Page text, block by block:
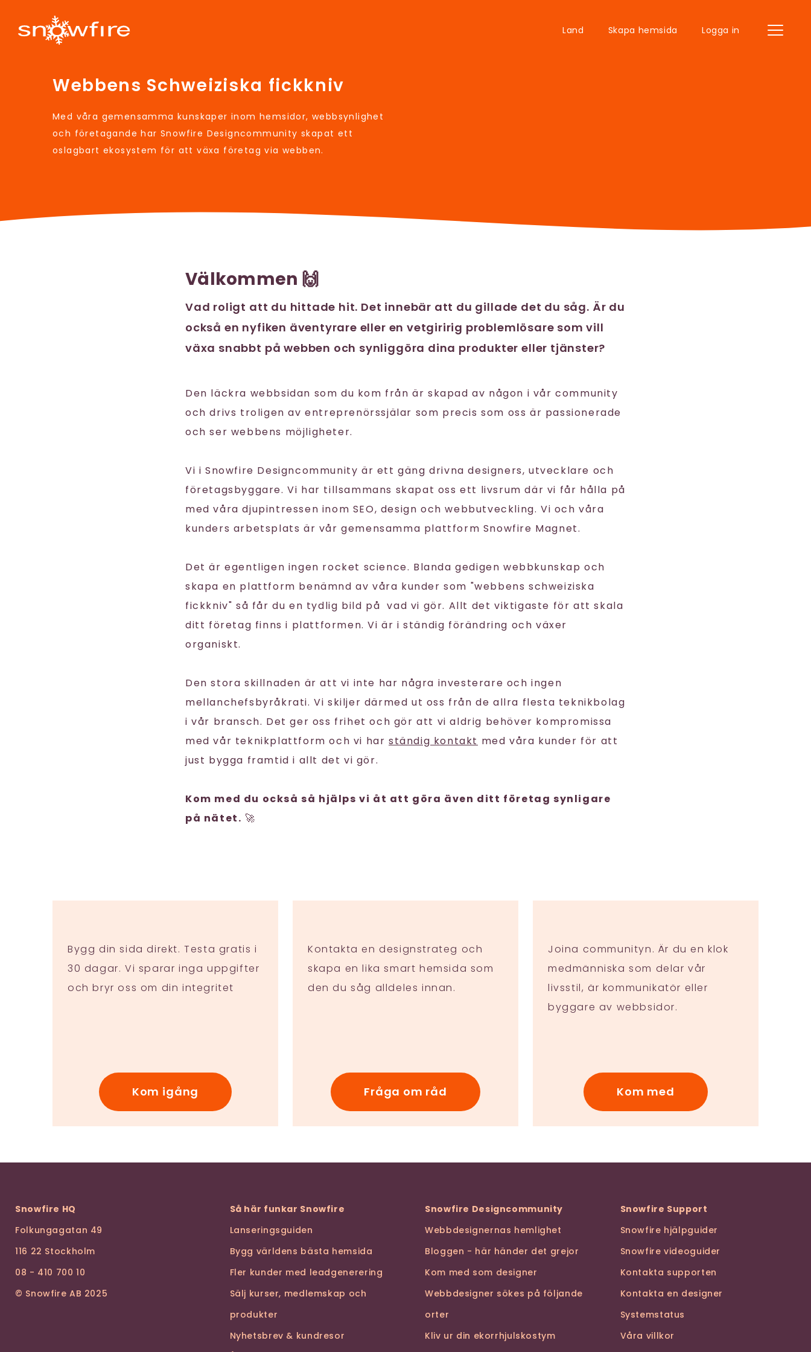
Land Skapa hemsida Logga in
Webbens Schweiziska fickkniv
Med våra gemensamma kunskaper inom hemsidor, webbsynlighet
och företagande har Snowfire Designcommunity skapat ett
oslagbart ekosystem för att växa företag via webben.
Välkommen 🙌
Vad roligt att du hittade hit. Det innebär att du gillade det du såg. Är du
också en nyfiken äventyrare eller en vetgiririg problemlösare som vill
växa snabbt på webben och synliggöra dina produkter eller tjänster?
Den läckra webbsidan som du kom från är skapad av någon i vår community
och drivs troligen av entreprenörssjälar som precis som oss är passionerade
och ser webbens möjligheter.
Vi i Snowfire Designcommunity är ett gäng drivna designers, utvecklare och
företagsbyggare. Vi har tillsammans skapat oss ett livsrum där vi får hålla på
med våra djupintressen inom SEO, design och webbutveckling. Vi och våra
kunders arbetsplats är vår gemensamma plattform Snowfire Magnet.
Det är egentligen ingen rocket science. Blanda gedigen webbkunskap och
skapa en plattform benämnd av våra kunder som "webbens schweiziska
fickkniv" så får du en tydlig bild på vad vi gör. Allt det viktigaste för att skala
ditt företag finns i plattformen. Vi är i ständig förändring och växer
organiskt.
Den stora skillnaden är att vi inte har några investerare och ingen
mellanchefsbyråkrati. Vi skiljer därmed ut oss från de allra flesta teknikbolag
i vår bransch. Det ger oss frihet och gör att vi aldrig behöver kompromissa
med vår teknikplattform och vi harständig kontakt med våra kunder för att
just bygga framtid i allt det vi gör.
Kom med du också så hjälps vi åt att göra även ditt företag synligare
på nätet. 🚀
Bygg din sida direkt. Testa gratis i
30 dagar. Vi sparar inga uppgifter
och bryr oss om din integritet
Kom igång
Kontakta en designstrateg och
skapa en lika smart hemsida som
den du såg alldeles innan.
Fråga om råd
Joina communityn. Är du en klok
medmänniska som delar vår
livsstil, är kommunikatör eller
byggare av webbsidor.
Kom med
Snowfire HQ
Folkungagatan 49
116 22 Stockholm
08 - 410 700 10
© Snowfire AB 2025
Så här funkar Snowfire
Lanseringsguiden
Bygg världens bästa hemsida
Fler kunder med leadgenerering
Sälj kurser, medlemskap och
produkter
Nyhetsbrev & kundresor
Snowfire Designcommunity
Webbdesignernas hemlighet
Bloggen - här händer det grejor
Kom med som designer
Webbdesigner sökes på följande
orter
Kliv ur din ekorrhjulskostym
Snowfire Support
Snowfire hjälpguider
Snowfire videoguider
Kontakta supporten
Kontakta en designer
Systemstatus
Våra villkor